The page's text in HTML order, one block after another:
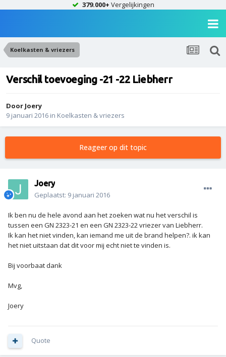
379.000+ Vergelijkingen
Koelkasten & vriezers
Verschil toevoeging -21 -22 Liebherr
Door Joery
9 januari 2016 in Koelkasten & vriezers
Reageer op dit topic
Joery
Geplaatst: 9 januari 2016
Ik ben nu de hele avond aan het zoeken wat nu het verschil is
tussen een GN 2323-21 en een GN 2323-22 vriezer van Liebherr.
Ik kan het niet vinden, kan iemand me uit de brand helpen?. ik kan
het niet uitstaan dat dit voor mij echt niet te vinden is.
Bij voorbaat dank
Mvg,
Joery
Quote